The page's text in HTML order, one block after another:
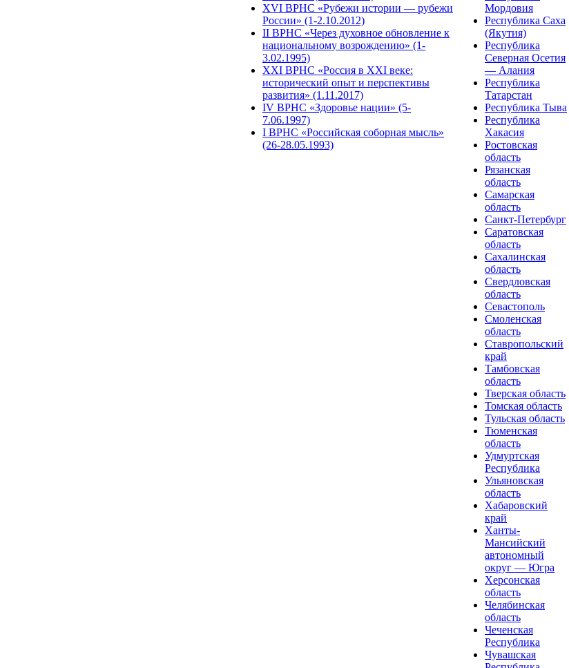
XVI ВРНС «Рубежи истории — рубежи
России» (1-2.10.2012)
II ВРНС «Через духовное обновление к
национальному возрождению» (1-
3.02.1995)
XХI ВРНС «Россия в XXI веке:
исторический опыт и перспективы
развития» (1.11.2017)
IV ВРНС «Здоровье нации» (5-
7.06.1997)
I ВРНС «Российская соборная мысль»
(26-28.05.1993)
Мордовия
Республика Саха
(Якутия)
Республика
Северная Осетия
— Алания
Республика
Татарстан
Республика Тыва
Республика
Хакасия
Ростовская
область
Рязанская
область
Самарская
область
Санкт-Петербург
Саратовская
область
Сахалинская
область
Свердловская
область
Севастополь
Смоленская
область
Ставропольский
край
Тамбовская
область
Тверская область
Томская область
Тульская область
Тюменская
область
Удмуртская
Республика
Ульяновская
область
Хабаровский
край
Ханты-
Мансийский
автономный
округ — Югра
Херсонская
область
Челябинская
область
Чеченская
Республика
Чувашская